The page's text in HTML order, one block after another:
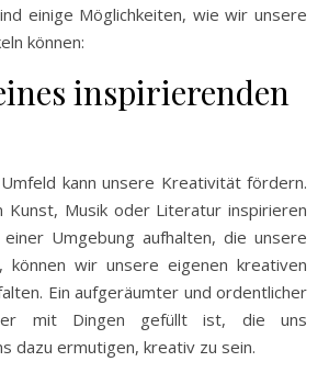
einige Möglichkeiten, wie wir unsere
können:
inspirierenden
kann unsere Kreativität fördern.
Kunst, Musik oder Literatur inspirieren
Umgebung aufhalten, die unsere
können wir unsere eigenen kreativen
Ein aufgeräumter und ordentlicher
mit Dingen gefüllt ist, die uns
dazu ermutigen, kreativ zu sein.